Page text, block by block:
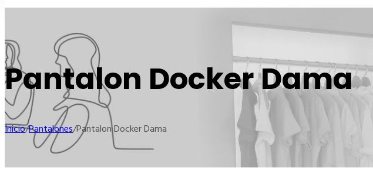
Pantalon Docker Dama
Inicio/Pantalones/Pantalon Docker Dama